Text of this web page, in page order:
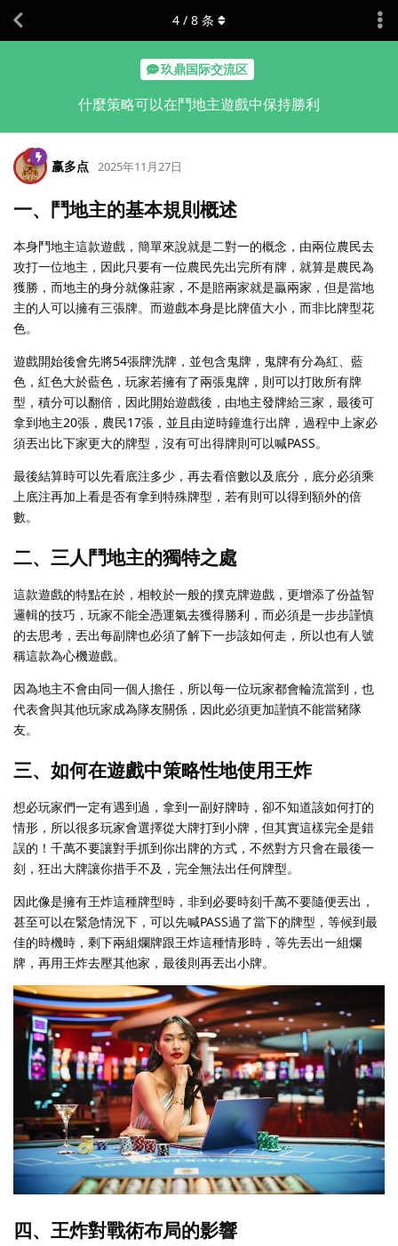
玖鼎国际交流区
什麼策略可以在鬥地主遊戲中保持勝利
4 / 8 条
赢多点 2025年11月27日
一、鬥地主的基本規則概述
本身鬥地主這款遊戲，簡單來說就是二對一的概念，由兩位農民去
攻打一位地主，因此只要有一位農民先出完所有牌，就算是農民為
獲勝，而地主的身分就像莊家，不是賠兩家就是贏兩家，但是當地
主的人可以擁有三張牌。而遊戲本身是比牌值大小，而非比牌型花
色。
遊戲開始後會先將54張牌洗牌，並包含鬼牌，鬼牌有分為紅、藍
色，紅色大於藍色，玩家若擁有了兩張鬼牌，則可以打敗所有牌
型，積分可以翻倍，因此開始遊戲後，由地主發牌給三家，最後可
拿到地主20張，農民17張，並且由逆時鐘進行出牌，過程中上家必
須丟出比下家更大的牌型，沒有可出得牌則可以喊PASS。
最後結算時可以先看底注多少，再去看倍數以及底分，底分必須乘
上底注再加上看是否有拿到特殊牌型，若有則可以得到額外的倍
數。
二、三人鬥地主的獨特之處
這款遊戲的特點在於，相較於一般的撲克牌遊戲，更增添了份益智
邏輯的技巧，玩家不能全憑運氣去獲得勝利，而必須是一步步謹慎
的去思考，丟出每副牌也必須了解下一步該如何走，所以也有人號
稱這款為心機遊戲。
因為地主不會由同一個人擔任，所以每一位玩家都會輪流當到，也
代表會與其他玩家成為隊友關係，因此必須更加謹慎不能當豬隊
友。
三、如何在遊戲中策略性地使用王炸
想必玩家們一定有遇到過，拿到一副好牌時，卻不知道該如何打的
情形，所以很多玩家會選擇從大牌打到小牌，但其實這樣完全是錯
誤的！千萬不要讓對手抓到你出牌的方式，不然對方只會在最後一
刻，狂出大牌讓你措手不及，完全無法出任何牌型。
因此像是擁有王炸這種牌型時，非到必要時刻千萬不要隨便丟出，
甚至可以在緊急情況下，可以先喊PASS過了當下的牌型，等候到最
佳的時機時，剩下兩組爛牌跟王炸這種情形時，等先丟出一組爛
牌，再用王炸去壓其他家，最後則再丟出小牌。
四、王炸對戰術布局的影響